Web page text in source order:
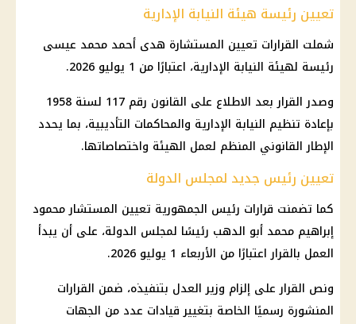
تعيين رئيسة هيئة النيابة الإدارية
شملت القرارات تعيين المستشارة هدى أحمد محمد عيسى
رئيسة لهيئة النيابة الإدارية، اعتبارًا من 1 يوليو 2026.
وصدر القرار بعد الاطلاع على القانون رقم 117 لسنة 1958
بإعادة تنظيم النيابة الإدارية والمحاكمات التأديبية، بما يحدد
الإطار القانوني المنظم لعمل الهيئة واختصاصاتها.
تعيين رئيس جديد لمجلس الدولة
كما تضمنت قرارات رئيس الجمهورية تعيين المستشار محمود
إبراهيم محمد أبو الدهب رئيسًا لمجلس الدولة، على أن يبدأ
العمل بالقرار اعتبارًا من الأربعاء 1 يوليو 2026.
ونص القرار على إلزام وزير العدل بتنفيذه، ضمن القرارات
المنشورة رسميًا الخاصة بتغيير قيادات عدد من الجهات